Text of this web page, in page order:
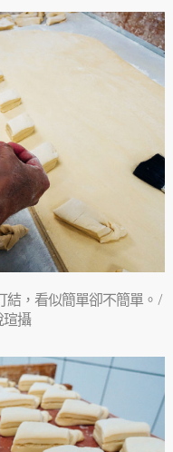
，看似簡單卻不簡單。 /
瑄攝